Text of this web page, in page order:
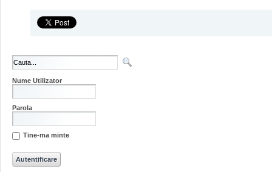
Nume Utilizator
Parola
Tine-ma minte